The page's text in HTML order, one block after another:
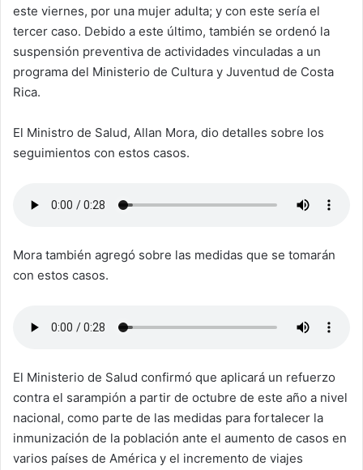
este viernes, por una mujer adulta; y con este sería el
tercer caso. Debido a este último, también se ordenó la
suspensión preventiva de actividades vinculadas a un
programa del Ministerio de Cultura y Juventud de Costa
Rica.
El Ministro de Salud, Allan Mora, dio detalles sobre los
seguimientos con estos casos.
Mora también agregó sobre las medidas que se tomarán
con estos casos.
El Ministerio de Salud confirmó que aplicará un refuerzo
contra el sarampión a partir de octubre de este año a nivel
nacional, como parte de las medidas para fortalecer la
inmunización de la población ante el aumento de casos en
varios países de América y el incremento de viajes